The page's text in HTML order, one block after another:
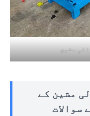
مشین
مشین کے
سوالات